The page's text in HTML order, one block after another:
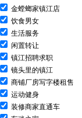
金螳螂家镇江店
饮食男女
生活服务
闲置转让
镇江招聘求职
镜头里的镇江
商铺厂房写字楼租售
运动健身
装修商家直通车